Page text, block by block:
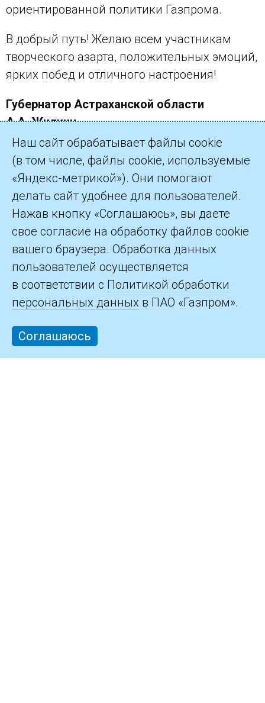
ориентированной политики Газпрома.
В добрый путь! Желаю всем участникам
творческого азарта, положительных эмоций,
ярких побед и отличного настроения!
Губернатор Астраханской области
А.А. Жилкин
©2026 ПАО «Газпром»
Контакты
Наш сайт обрабатывает файлы cookie
(в том числе, файлы cookie, используемые
«Яндекс-метрикой»). Они помогают
делать сайт удобнее для пользователей.
Нажав кнопку «Соглашаюсь», вы даете
свое согласие на обработку файлов cookie
вашего браузера. Обработка данных
пользователей осуществляется
в соответствии с Политикой обработки
персональных данных в ПАО «Газпром».
Соглашаюсь